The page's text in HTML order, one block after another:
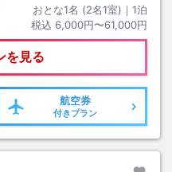
おとな1名 (2名1室)｜ 1泊
税込 6,000円〜61,000円
を見る
航空券
付きプラン